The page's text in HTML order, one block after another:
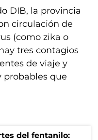
DIB, la provincia
circulación de
(como zika o
tres contagios
de viaje y
probables que
del fentanilo: